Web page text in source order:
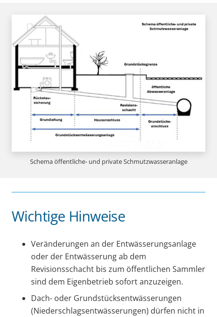
Schema öffentliche- und private Schmutzwasseranlage
Wichtige Hinweise
Veränderungen an der Entwässerungsanlage
oder der Entwässerung ab dem
Revisionsschacht bis zum öffentlichen Sammler
sind dem Eigenbetrieb sofort anzuzeigen.
Dach- oder Grundstücksentwässerungen
(Niederschlagsentwässerungen) dürfen nicht in